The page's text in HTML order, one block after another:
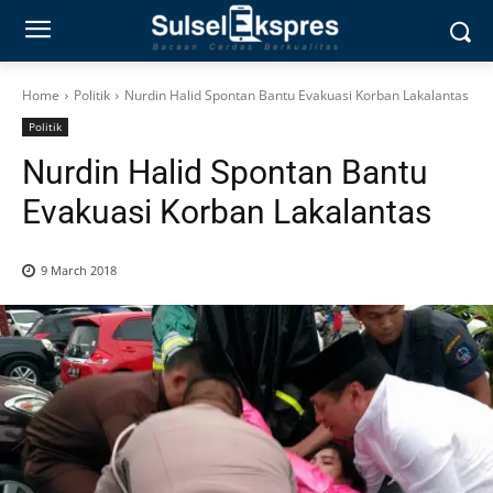
Home Politik Nurdin Halid Spontan Bantu Evakuasi Korban Lakalantas
Politik
Nurdin Halid Spontan Bantu
Evakuasi Korban Lakalantas
9 March 2018